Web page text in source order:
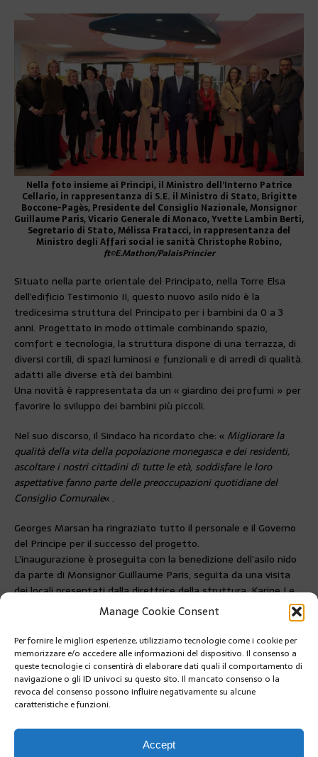
Manage Cookie Consent
Per fornire le migliori esperienze, utilizziamo tecnologie come i cookie per
memorizzare e/o accedere alle informazioni del dispositivo. Il consenso a
queste tecnologie ci consentirà di elaborare dati quali il comportamento di
navigazione o gli ID univoci su questo sito. Il mancato consenso o la
revoca del consenso possono influire negativamente su alcune
caratteristiche e funzioni.
Accept
Nella foto insieme ai Principi, il Ministro dell’Interno Patrice
Cellario, in rappresentanza di S.E. il Ministro di Stato, Brigitte
Boccone-Pagès, Presidente del Consiglio Nazionale, Monsignor
Guillaume Paris, Vicario Generale di Monaco, Yvette Lambin Berti,
Segretario di Stato, Mélissa Fratacci, in rappresentanza del
Ministro degli Affari social ie sanità Christophe Robino,
ft©E.Mathon/PalaisPrincier
Situato nella parte orientale del Principato, nella Torre Elsa
dell’edificio Testimonio II, questo nuovo asilo nido è la
tredicesima struttura del Principato per i bambini da 0 a 3
anni. Progettato in modo ottimale combinando spazio,
comfort e tecnologia, la struttura dispone di una terrazza, di
diversi cortili, di spazi luminosi e funzionali e di arredi di qualità.
adatti alle diverse età dei bambini.
Una novità è rappresentata da un « giardino dei profumi » per
favorire lo sviluppo dei bambini più piccoli.
Nel suo discorso, il Sindaco ha ricordato che: « Migliorare la
qualità della vita della popolazione monegasca e dei residenti,
ascoltare i nostri cittadini di tutte le età, soddisfare le loro
aspettative fanno parte delle preoccupazioni quotidiane del
Consiglio Comunale« .
Georges Marsan ha ringraziato tutto il personale e il Governo
del Principe per il successo del progetto.
L’inaugurazione è proseguita con la benedizione dell’asilo nido
da parte di Monsignor Guillaume Paris, seguita da una visita
dei locali presentati dalla direttrice della struttura, Karine Le
Roch e dal responsabile del Dipartimento Prima Infanzia e
Famiglia Jean-Luc Magnani.
PRÉCÉDENT
GUY ANTOGNELLI: TURISMO RESPONSABILE, UN ATÙ
DEL PRINCIPATO DI MONACO